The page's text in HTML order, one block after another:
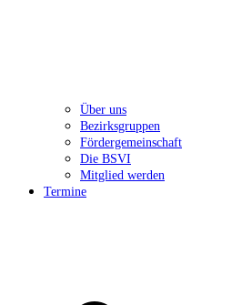
Über uns
Bezirksgruppen
Fördergemeinschaft
Die BSVI
Mitglied werden
Termine